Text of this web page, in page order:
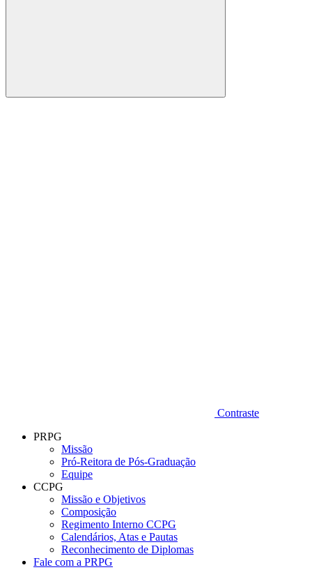
Buscar
Contraste
PRPG
Missão
Pró-Reitora de Pós-Graduação
Equipe
CCPG
Missão e Objetivos
Composição
Regimento Interno CCPG
Calendários, Atas e Pautas
Reconhecimento de Diplomas
Fale com a PRPG